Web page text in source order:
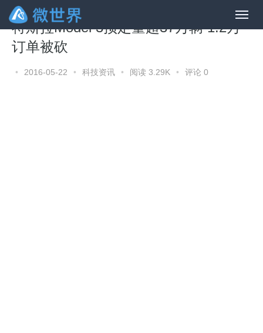
特斯拉Model 3预定量超37万辆 1.2万
订单被砍
• 2016-05-22 • 科技资讯 • 阅读 3.29K • 评论 0